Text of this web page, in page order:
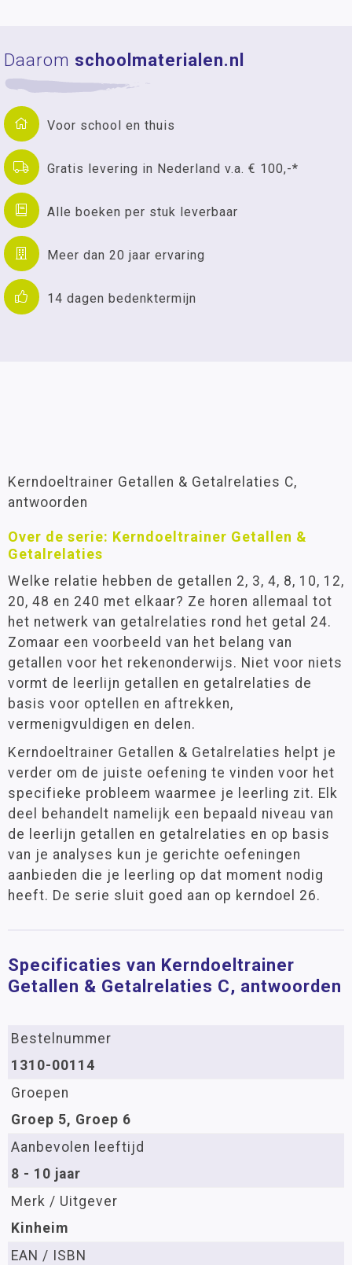
Daarom schoolmaterialen.nl
Voor school en thuis
Gratis levering in Nederland v.a. € 100,-*
Alle boeken per stuk leverbaar
Meer dan 20 jaar ervaring
14 dagen bedenktermijn
Kerndoeltrainer Getallen & Getalrelaties C,
antwoorden
Over de serie: Kerndoeltrainer Getallen &
Getalrelaties
Welke relatie hebben de getallen 2, 3, 4, 8, 10, 12,
20, 48 en 240 met elkaar? Ze horen allemaal tot
het netwerk van getalrelaties rond het getal 24.
Zomaar een voorbeeld van het belang van
getallen voor het rekenonderwijs. Niet voor niets
vormt de leerlijn getallen en getalrelaties de
basis voor optellen en aftrekken,
vermenigvuldigen en delen.
Kerndoeltrainer Getallen & Getalrelaties helpt je
verder om de juiste oefening te vinden voor het
specifieke probleem waarmee je leerling zit. Elk
deel behandelt namelijk een bepaald niveau van
de leerlijn getallen en getalrelaties en op basis
van je analyses kun je gerichte oefeningen
aanbieden die je leerling op dat moment nodig
heeft. De serie sluit goed aan op kerndoel 26.
Specificaties van Kerndoeltrainer
Getallen & Getalrelaties C, antwoorden
Bestelnummer
1310-00114
Groepen
Groep 5, Groep 6
Aanbevolen leeftijd
8 - 10 jaar
Merk / Uitgever
Kinheim
EAN / ISBN